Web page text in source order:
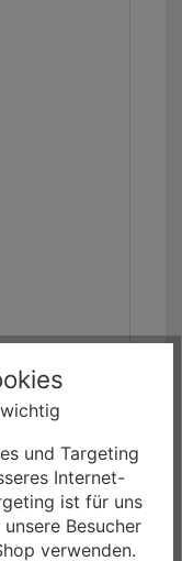
und Targeting
Internet-
ist für uns
Besucher
verwenden.